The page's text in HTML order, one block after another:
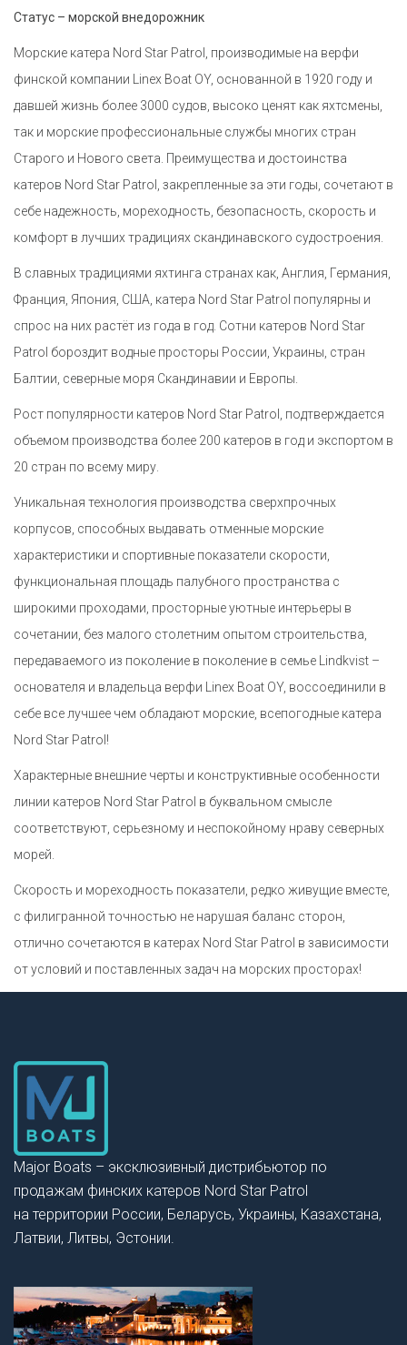
Статус – морской внедорожник
Морские катера Nord Star Patrol, производимые на верфи
финской компании Linex Boat OY, основанной в 1920 году и
давшей жизнь более 3000 судов, высоко ценят как яхтсмены,
так и морские профессиональные службы многих стран
Старого и Нового света. Преимущества и достоинства
катеров Nord Star Patrol, закрепленные за эти годы, сочетают в
себе надежность, мореходность, безопасность, скорость и
комфорт в лучших традициях скандинавского судостроения.
В славных традициями яхтинга странах как, Англия, Германия,
Франция, Япония, США, катера Nord Star Patrol популярны и
спрос на них растёт из года в год. Cотни катеров Nord Star
Patrol бороздит водные просторы России, Украины, стран
Балтии, северные моря Скандинавии и Европы.
Рост популярности катеров Nord Star Patrol, подтверждается
объемом производства более 200 катеров в год и экспортом в
20 стран по всему миру.
Уникальная технология производства сверхпрочных
корпусов, способных выдавать отменные морские
характеристики и спортивные показатели скорости,
функциональная площадь палубного пространства с
широкими проходами, просторные уютные интерьеры в
сочетании, без малого столетним опытом строительства,
передаваемого из поколение в поколение в семье Lindkvist –
основателя и владельца верфи Linex Boat OY, воссоединили в
себе все лучшее чем обладают морские, всепогодные катера
Nord Star Patrol!
Характерные внешние черты и конструктивные особенности
линии катеров Nord Star Patrol в буквальном смысле
соответствуют, серьезному и неспокойному нраву северных
морей.
Скорость и мореходность показатели, редко живущие вместе,
с филигранной точностью не нарушая баланс сторон,
отлично сочетаются в катерах Nord Star Patrol в зависимости
от условий и поставленных задач на морских просторах!
Major Boats – эксклюзивный дистрибьютор по
продажам финских катеров Nord Star Patrol
на территории России, Беларусь, Украины, Казахстана,
Латвии, Литвы, Эстонии.